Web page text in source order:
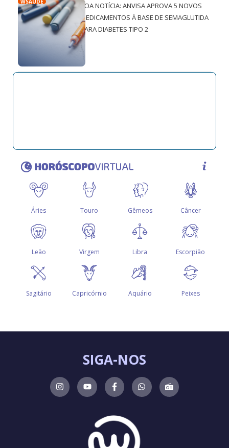
WSAÚDE
BOA NOTÍCIA: ANVISA APROVA 5 NOVOS
MEDICAMENTOS À BASE DE SEMAGLUTIDA
PARA DIABETES TIPO 2
SIGA-NOS